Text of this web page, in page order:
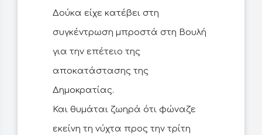
Δούκα είχε κατέβει στη
συγκέντρωση μπροστά στη Βουλή
για την επέτειο της
αποκατάστασης της
Δημοκρατίας.
Και θυμάται ζωηρά ότι φώναζε
εκείνη τη νύχτα προς την τρίτη